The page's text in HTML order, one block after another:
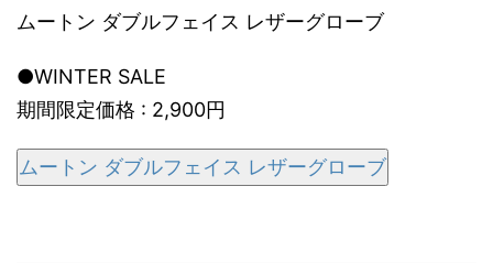
ムートン ダブルフェイス レザーグローブ
●WINTER SALE
期間限定価格 : 2,900円
ムートン ダブルフェイス レザーグローブ